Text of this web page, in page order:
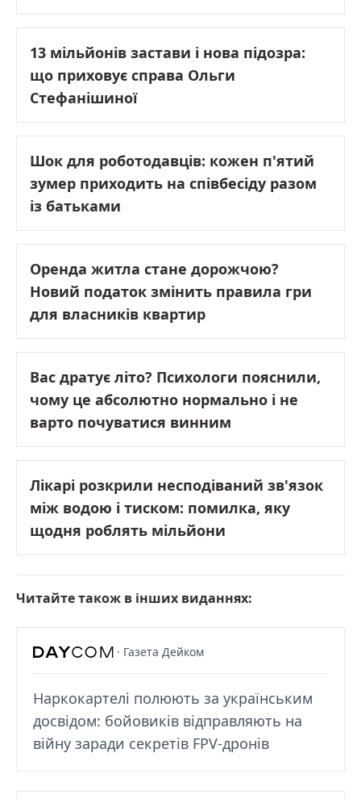
13 мільйонів застави і нова підозра:
що приховує справа Ольги
Стефанішиної
Шок для роботодавців: кожен п'ятий
зумер приходить на співбесіду разом
із батьками
Оренда житла стане дорожчою?
Новий податок змінить правила гри
для власників квартир
Вас дратує літо? Психологи пояснили,
чому це абсолютно нормально і не
варто почуватися винним
Лікарі розкрили несподіваний зв'язок
між водою і тиском: помилка, яку
щодня роблять мільйони
Читайте також в інших виданнях:
· Газета Дейком
Наркокартелі полюють за українським
досвідом: бойовиків відправляють на
війну заради секретів FPV-дронів